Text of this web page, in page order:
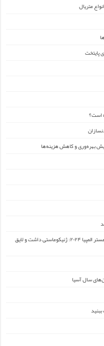
متریال
پایتخت
است؟
بهره‌وری و کاهش هزینه‌ها
انتقاد تند یوتیوبر کانادایی از قهرمانی سمسون داودا در مستر المپیا ۲۰۲۴: ژنیکوماستی داشت و لایق
سال آسیا